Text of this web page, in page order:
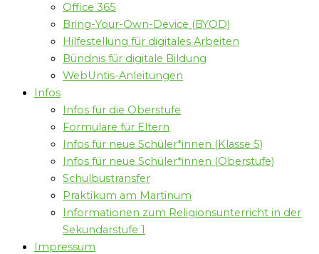
Office 365
Bring-Your-Own-Device (BYOD)
Hilfestellung für digitales Arbeiten
Bündnis für digitale Bildung
WebUntis-Anleitungen
Infos
Infos für die Oberstufe
Formulare für Eltern
Infos für neue Schüler*innen (Klasse 5)
Infos für neue Schüler*innen (Oberstufe)
Schulbustransfer
Praktikum am Martinum
Informationen zum Religionsunterricht in der
Sekundarstufe 1
Impressum